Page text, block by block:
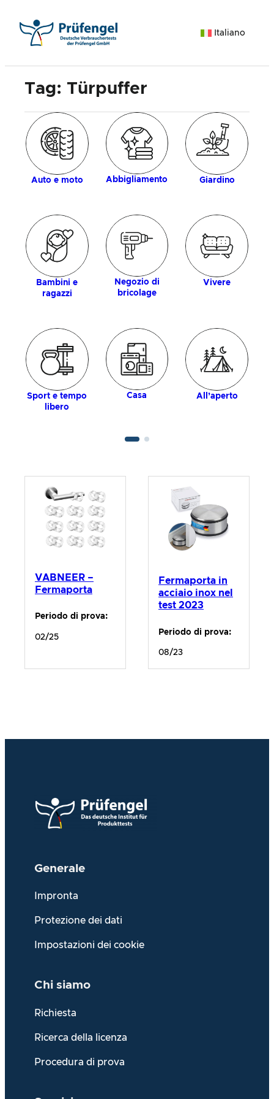
contenuto
Italiano
Tag: Türpuffer
Auto e moto Abbigliamento Giardino
Bambini e
ragazzi
Negozio di
bricolage
Vivere
Sport e tempo
libero
Casa All’aperto
VABNEER –
Fermaporta
Periodo di prova:
02/25
Fermaporta in
acciaio inox nel
test 2023
Periodo di prova:
08/23
Generale
Impronta
Protezione dei dati
Impostazioni dei cookie
Chi siamo
Richiesta
Ricerca della licenza
Procedura di prova